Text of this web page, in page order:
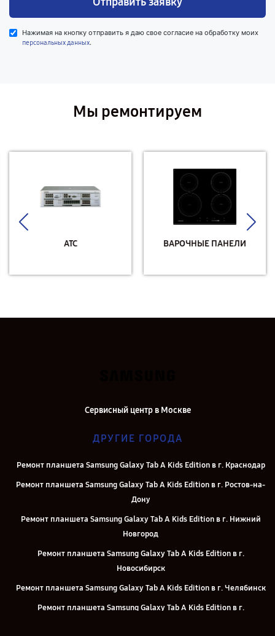
Нажимая на кнопку отправить я даю свое согласие на обработку моих
персональных данных.
Мы ремонтируем
АТС ВАРОЧНЫЕ ПАНЕЛИ
Сервисный центр в Москве
ДРУГИЕ ГОРОДА
Ремонт планшета Samsung Galaxy Tab A Kids Edition в г. Краснодар
Ремонт планшета Samsung Galaxy Tab A Kids Edition в г. Ростов-на-
Дону
Ремонт планшета Samsung Galaxy Tab A Kids Edition в г. Нижний
Новгород
Ремонт планшета Samsung Galaxy Tab A Kids Edition в г.
Новосибирск
Ремонт планшета Samsung Galaxy Tab A Kids Edition в г. Челябинск
Ремонт планшета Samsung Galaxy Tab A Kids Edition в г.